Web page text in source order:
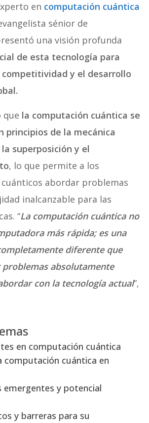
en computación cuántica
sénior de
una visión profunda
de esta tecnología para
y el desarrollo
que la computación cuántica se
principios de la mecánica
superposición y el
, lo que permite a los
abordar problemas
inalcanzable para las
“La computación cuántica no
más rápida; es una
diferente que
absolutamente
con la tecnología actual”,
en computación cuántica
computación cuántica en
emergentes y potencial
y barreras para su